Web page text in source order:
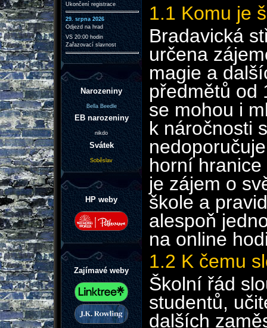
Ukončení registrace
29. srpna 2026
Odjezd na hrad
VS 20:00 hodin
Zařazovací slavnost
Narozeniny
Bella Beedle
EB narozeniny
nikdo
Svátek
Soběslav
HP weby
Zajímavé weby
1.1 Komu je
Bradavická
určena
magie a
předmětů od
se mohou i
k náročnosti
horní
je zájem o
škole a
alespoň
na online
1.2 K čemu
Školní řád
studentů,
dalších